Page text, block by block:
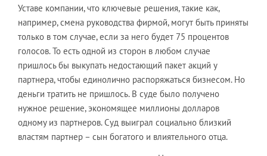
Уставе компании, что ключевые решения, такие как,
например, смена руководства фирмой, могут быть приняты
только в том случае, если за него будет 75 процентов
голосов. То есть одной из сторон в любом случае
пришлось бы выкупать недостающий пакет акций у
партнера, чтобы единолично распоряжаться бизнесом. Но
деньги тратить не пришлось. В суде было получено
нужное решение, экономящее миллионы долларов
одному из партнеров. Суд выиграл социально близкий
властям партнер – сын богатого и влиятельного отца.